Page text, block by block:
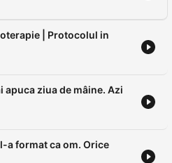
| Protocolul in
apuca ziua de mâine. Azi
a format ca om. Orice